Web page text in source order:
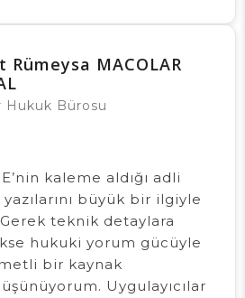
Rümeysa MACOLAR
Hukuk Bürosu
kaleme aldığı adli
büyük bir ilgiyle
teknik detaylara
hukuki yorum gücüyle
bir kaynak
Uygulayıcılar